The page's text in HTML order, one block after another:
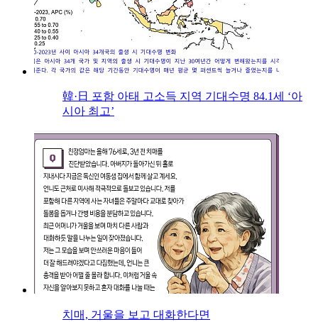
韓·日 포함 아태 고소득 지역 기대수명 84.1세 ‘아
시아 최고’
치매, 거울을 보고 대화한다면